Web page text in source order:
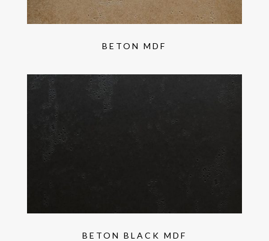
BETON MDF
BETON BLACK MDF